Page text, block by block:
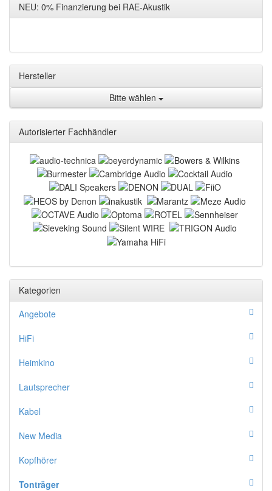
NEU: 0% Finanzierung bei RAE-Akustik
Hersteller
Bitte wählen
Autorisierter Fachhändler
Kategorien
Angebote
HiFi
Heimkino
Lautsprecher
Kabel
New Media
Kopfhörer
Tonträger